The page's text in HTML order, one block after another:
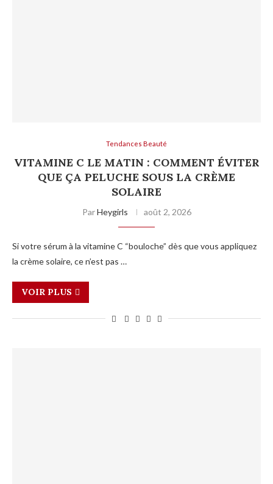
Tendances Beauté
VITAMINE C LE MATIN : COMMENT ÉVITER
QUE ÇA PELUCHE SOUS LA CRÈME
SOLAIRE
ParHeygirls août 2, 2026
Si votre sérum à la vitamine C “bouloche” dès que vous appliquez
la crème solaire, ce n’est pas …
VOIR PLUS